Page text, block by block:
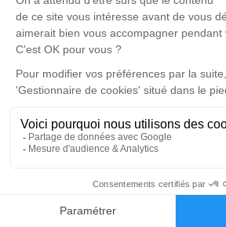
Faire-part
lundi 25 octobre 2021 à
Église Saint Léonard d'Angers
359 rue Saint-Léonard